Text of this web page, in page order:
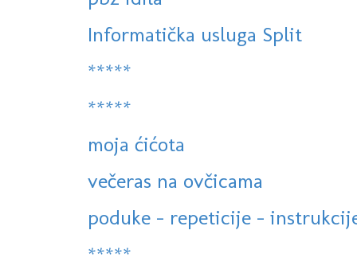
Informatička usluga Split
*****
*****
moja ćićota
večeras na ovčicama
poduke - repeticije -
*****